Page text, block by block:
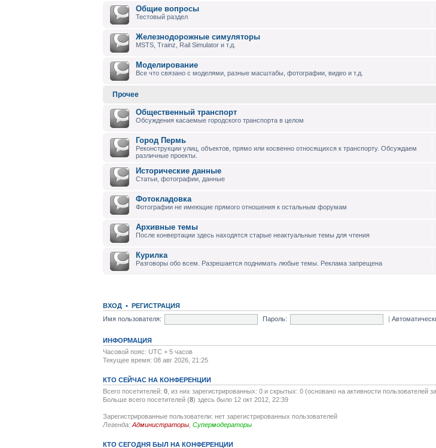
Общие вопросы
Тестовый раздел
Железнодорожные симуляторы
MSTS, Trainz, Rail Simulator и т.д.
Моделирование
Все что связано с моделями, разные масштабы, фотографии, видео и т.д.
Прочее
Общественный транспорт
Обсуждения касаемые городского транспорта в целом
Город Пермь
Реконструкции улиц, объектов, прямо или косвенно относящихся к транспорту. Обсуждаем
различные проекты.
Исторические данные
Статьи, фотографии, данные
Фотокладовка
Фотографии не имеющие прямого отношения к остальным форумам
Архивные темы
После конвертации здесь находятся старые неактуальные темы для чтения
Курилка
Разговоры обо всем. Разрешается поднимать любые темы. Реклама запрещена
ВХОД • РЕГИСТРАЦИЯ
Имя пользователя:
Пароль: |
ИНФОРМАЦИЯ
Часовой пояс: UTC + 5 часов
Текущее время: 08 авг 2026, 21:25
КТО СЕЙЧАС НА КОНФЕРЕНЦИИ
Всего посетителей: 0 , из них зарегистрированных: 0 и скрытых: 0 (основано на активности пользователей
Больше всего посетителей (8) здесь было 12 окт 2012, 22:39
Зарегистрированные пользователи: нет зарегистрированных пользователей
Легенда: Администраторы Супермодераторы
КТО СЕГОДНЯ БЫЛ НА КОНФЕРЕНЦИИ